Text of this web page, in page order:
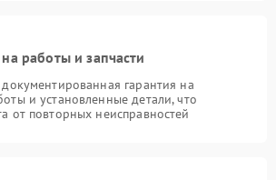
на работы и запчасти
документированная гарантия на
и установленные детали, что
от повторных неисправностей